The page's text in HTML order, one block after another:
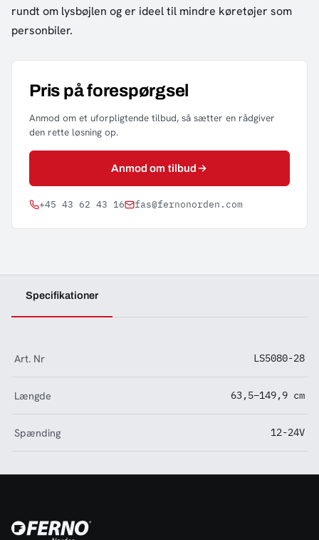
rundt om lysbøjlen og er ideel til mindre køretøjer som
personbiler.
Pris på forespørgsel
Anmod om et uforpligtende tilbud, så sætter en rådgiver
den rette løsning op.
Anmod om tilbud
+45 43 62 43 16 fas@fernonorden.com
Specifikationer
Art. Nr LS5080-28
Længde 63,5–149,9 cm
Spænding 12-24V